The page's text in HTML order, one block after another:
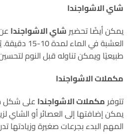
شاي الاشواجندا
يمكن أيضًا تحضيرشاي الاشواجندا
العشبة في
طبيعيًا ويمكن تناوله قبل النوم
مكملات الاشواجندا
تتوفر مكملات الاشواجندا على شكل
يمكن إضافتها إلى العصائر أو الشاي
المهم البدء بجرعات صغيرة وزيادتها